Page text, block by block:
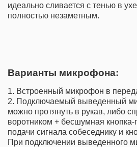
идеально сливается с тенью в
полностью незаметным.
Варианты микрофона:
1. Встроенный микрофон в
2. Подключаемый выведенный
можно протянуть в рукав, либо
воротником + бесшумная
подачи сигнала собеседнику и
При подключении выведенного